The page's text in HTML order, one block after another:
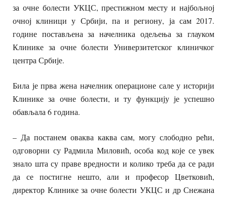
за очне болести УКЦС, престижном месту и најбољној
очној клиници у Србији, па и региону, ја сам 2017.
године постављена за начелника одељења за глауком
Клинике за очне болести Универзитетског клиничког
центра Србије.
Била је прва жена начелник операционе сале у историји
Клинике за очне болести, и ту функцију је успешно
обављала 6 година.
– Да постанем оваква каква сам, могу слободно рећи,
одговорни су Радмила Миловић, особа код које се увек
знало шта су праве вредности и колико треба да се ради
да се постигне нешто, али и професор Цветковић,
директор Клинике за очне болести УКЦС и др Снежана